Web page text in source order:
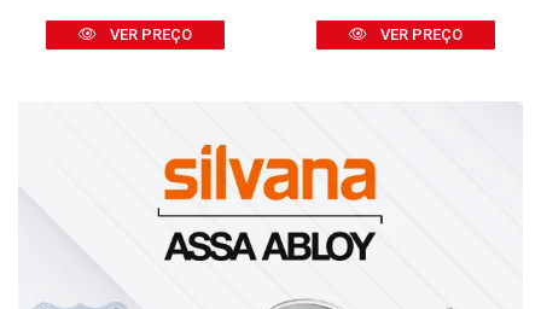
VER PREÇO VER PREÇO